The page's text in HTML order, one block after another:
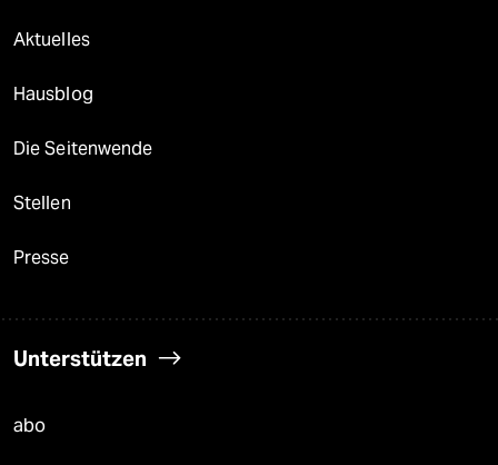
Aktuelles
Hausblog
Die Seitenwende
Stellen
Presse
Unterstützen
abo